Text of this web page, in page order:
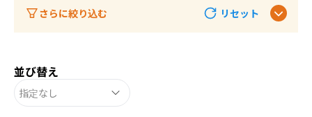
さらに絞り込む リセット
並び替え
指定なし